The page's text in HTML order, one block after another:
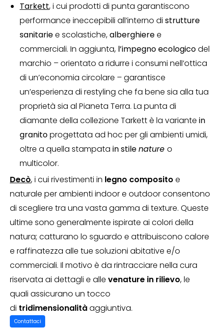
Tarkett, i cui prodotti di punta garantiscono
performance ineccepibili all’interno di strutture
sanitariee scolastiche,alberghieree
commerciali. In aggiunta, l’impegno ecologicodel
marchio – orientato a ridurre i consumi nell’ottica
di un’economia circolare – garantisce
un’esperienza di restyling che fa bene sia alla tua
proprietà sia al Pianeta Terra. La punta di
diamante della collezione Tarkett è la variante in
granitoprogettata ad hoc per gli ambienti umidi,
oltre a quella stampata in stilenature o
multicolor.
Decò, i cui rivestimenti in legno composito e
naturale per ambienti indoor e outdoor consentono
di scegliere tra una vasta gamma di texture. Queste
ultime sono generalmente ispirate ai colori della
natura; catturano lo sguardo e attribuiscono calore
e raffinatezza alle tue soluzioni abitative e/o
commerciali. Il motivo è da rintracciare nella cura
riservata ai dettagli e alle venature in rilievo, le
quali assicurano un tocco
di tridimensionalitàaggiuntiva.
Contattaci